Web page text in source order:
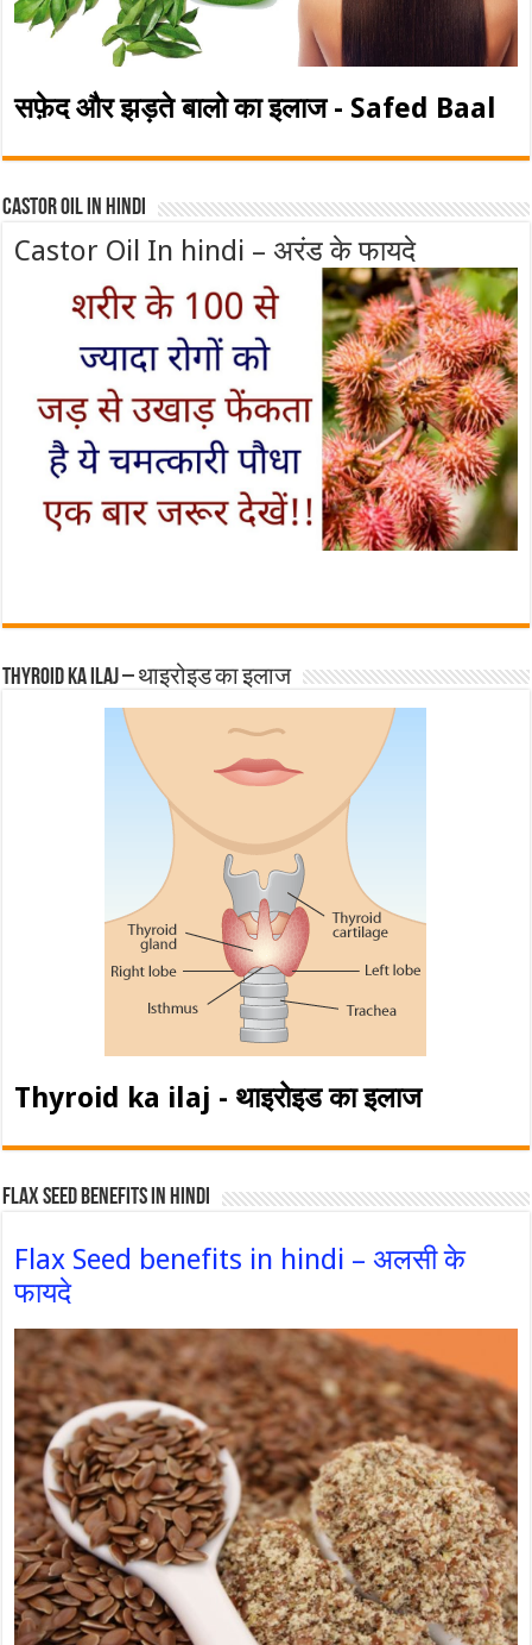
सफ़ेद और झड़ते बालो का इलाज - Safed Baal
Castor Oil In Hindi
Castor Oil In hindi – अरंड के फायदे
Thyroid ka ilaj – थाइरोइड का इलाज
Thyroid ka ilaj - थाइरोइड का इलाज
Flax Seed Benefits in hindi
Flax Seed benefits in hindi – अलसी के
फायदे